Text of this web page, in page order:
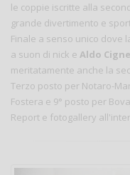
le coppie iscritte alla
grande divertimento e
Finale a senso unico dove
a suon di nick e Aldo
meritatamente anche la
Terzo posto per Notaro-
Fostera e 9° posto per
Report e fotogallery